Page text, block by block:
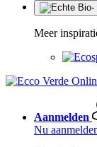
Meer
Aanmelden
Nu